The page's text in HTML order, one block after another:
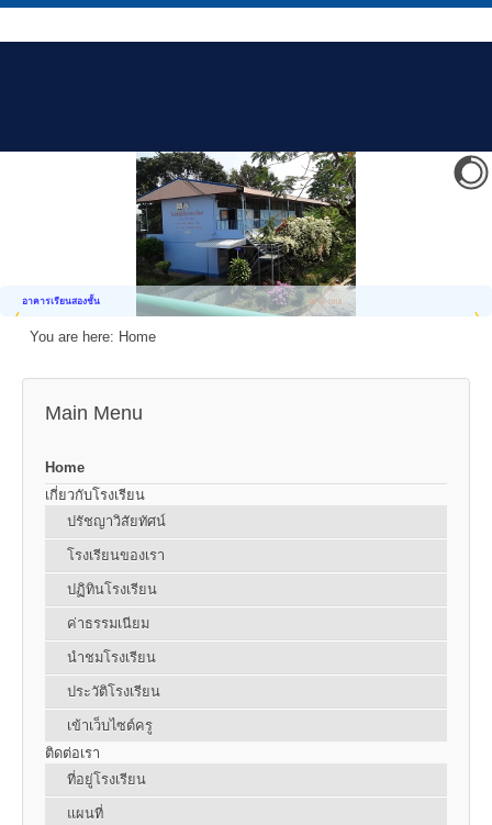
อาคารเรียนสองชั้น
You are here: Home
Main Menu
Home
เกี่ยวกับโรงเรียน
ปรัชญาวิสัยทัศน์
โรงเรียนของเรา
ปฏิทินโรงเรียน
ค่าธรรมเนียม
นำชมโรงเรียน
ประวัติโรงเรียน
เข้าเว็บไซต์ครู
ติดต่อเรา
ที่อยู่โรงเรียน
แผนที่